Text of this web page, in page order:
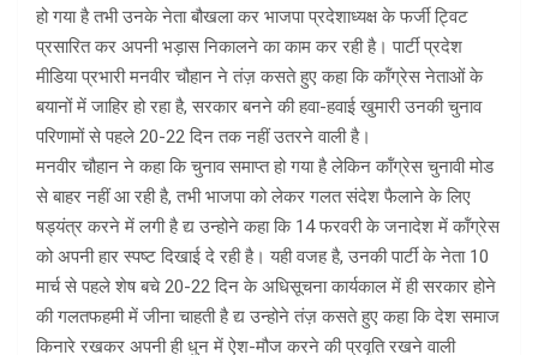
हो गया है तभी उनके नेता बौखला कर भाजपा प्रदेशाध्यक्ष के फर्जी ट्विट
प्रसारित कर अपनी भड़ास निकालने का काम कर रही है। पार्टी प्रदेश
मीडिया प्रभारी मनवीर चौहान ने तंज़ कसते हुए कहा कि कॉंग्रेस नेताओं के
बयानों में जाहिर हो रहा है, सरकार बनने की हवा-हवाई खुमारी उनकी चुनाव
परिणामों से पहले 20-22 दिन तक नहीं उतरने वाली है।
मनवीर चौहान ने कहा कि चुनाव समाप्त हो गया है लेकिन कॉंग्रेस चुनावी मोड
से बाहर नहीं आ रही है, तभी भाजपा को लेकर गलत संदेश फैलाने के लिए
षड्यंत्र करने में लगी है द्य उन्होने कहा कि 14 फरवरी के जनादेश में कॉंग्रेस
को अपनी हार स्पष्ट दिखाई दे रही है। यही वजह है, उनकी पार्टी के नेता 10
मार्च से पहले शेष बचे 20-22 दिन के अधिसूचना कार्यकाल में ही सरकार होने
की गलतफहमी में जीना चाहती है द्य उन्होने तंज़ कसते हुए कहा कि देश समाज
किनारे रखकर अपनी ही धुन में ऐश-मौज करने की प्रवृति रखने वाली